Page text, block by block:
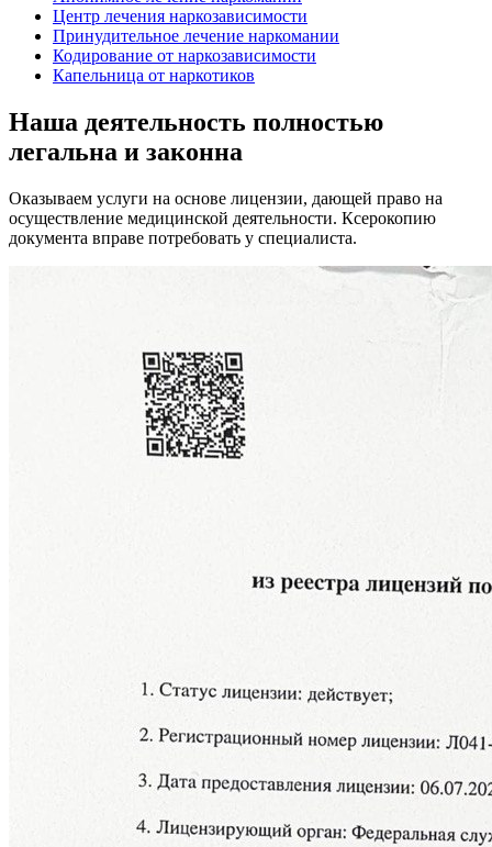
Центр лечения наркозависимости
Принудительное лечение наркомании
Кодирование от наркозависимости
Капельница от наркотиков
Наша деятельность полностью
легальна и законна
Оказываем услуги на основе лицензии, дающей право на
осуществление медицинской деятельности. Ксерокопию
документа вправе потребовать у специалиста.